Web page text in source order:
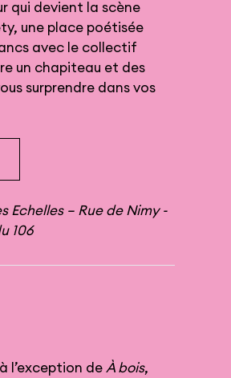
qui devient la scène
une place poétisée
avec le collectif
un chapiteau et des
surprendre dans vos
Echelles – Rue de Nimy -
106
l’exception deÀ bois,